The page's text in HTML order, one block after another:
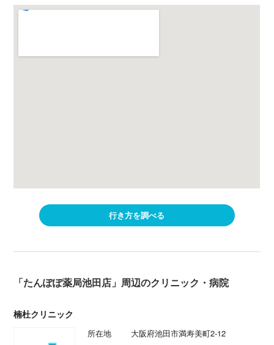
行き方を調べる
「たんぽぽ薬局池田店」周辺のクリニック・病院
楠杜クリニック
所在地
大阪府池田市満寿美町2-12